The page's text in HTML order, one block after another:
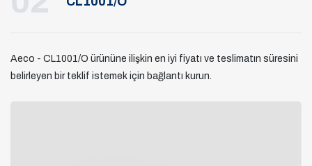
Aeco - CL1001/O ürününe ilişkin en iyi fiyatı ve teslimatın süresini
belirleyen bir teklif istemek için bağlantı kurun.